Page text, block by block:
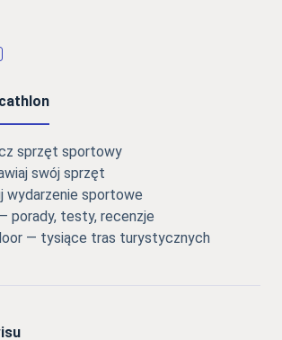
sprzęt sportowy
swój sprzęt
wydarzenie sportowe
porady, testy, recenzje
— tysiące tras turystycznych